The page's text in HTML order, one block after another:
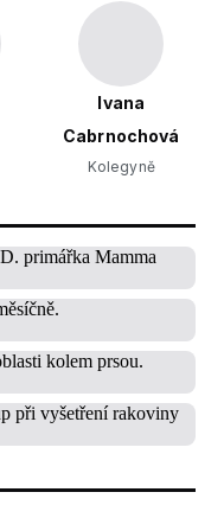
Ivana
Cabrnochová
Kolegyně